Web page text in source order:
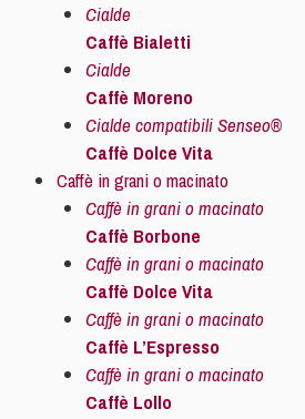
Cialde
Caffè Bialetti
Cialde
Caffè Moreno
Cialde compatibili Senseo®
Caffè Dolce Vita
Caffè in grani o macinato
Caffè in grani o macinato
Caffè Borbone
Caffè in grani o macinato
Caffè Dolce Vita
Caffè in grani o macinato
Caffè L’Espresso
Caffè in grani o macinato
Caffè Lollo